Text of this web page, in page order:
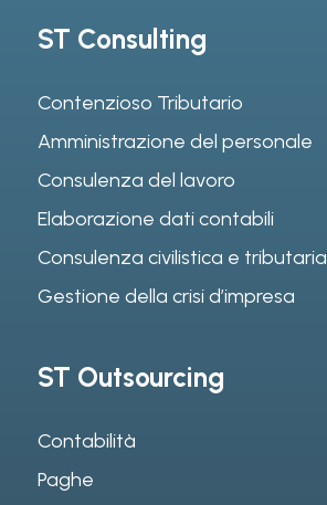
ST Consulting
Contenzioso Tributario
Amministrazione del personale
Consulenza del lavoro
Elaborazione dati contabili
Consulenza civilistica e tributaria
Gestione della crisi d’impresa
ST Outsourcing
Contabilità
Paghe